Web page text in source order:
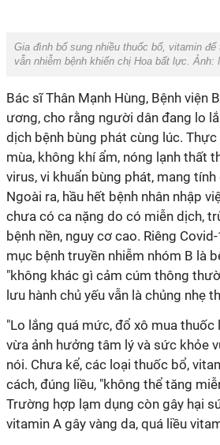
Gia đình bổ sung nhiều thuốc bổ, vitamin
vẫn nhiễm bệnh khiến chị Hoa bất lực. Ảnh:
Bác sĩ Thân Mạnh Hùng, Bệnh viện
ương, cho rằng người dân đang lo
dịch bệnh bùng phát cùng lúc.
mùa, không khí ẩm, nóng lạnh thất
virus, vi khuẩn bùng phát, mang
Ngoài ra, hầu hết bệnh nhân nhập
chưa có ca nặng do có miễn dịch,
bệnh nền, nguy cơ cao. Riêng
mục bệnh truyền nhiễm nhóm B là
"không khác gì cảm cúm thông
lưu hành chủ yếu vẫn là chủng nhẹ
"Lo lắng quá mức, đổ xô mua thuốc
vừa ảnh hưởng tâm lý và sức khỏe
nói. Chưa kể, các loại thuốc bổ,
cách, đúng liều, "không thể tăng
Trường hợp lạm dụng còn gây hại
vitamin A gây vàng da, quá liều